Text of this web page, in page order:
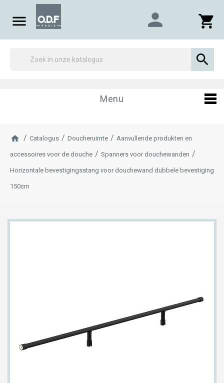
 shopping_cart
person

Menu
Catalogus Doucheruimte Aanvullende produkten en
accessoires voor de douche Spanners voor douchewanden
Horizontale bevestigingsstang voor douchewand dubbele bevestiging
150cm